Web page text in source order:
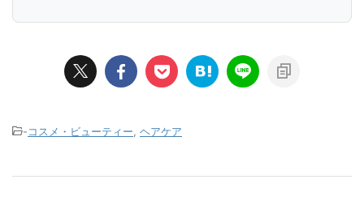
-コスメ・ビューティー, ヘアケア